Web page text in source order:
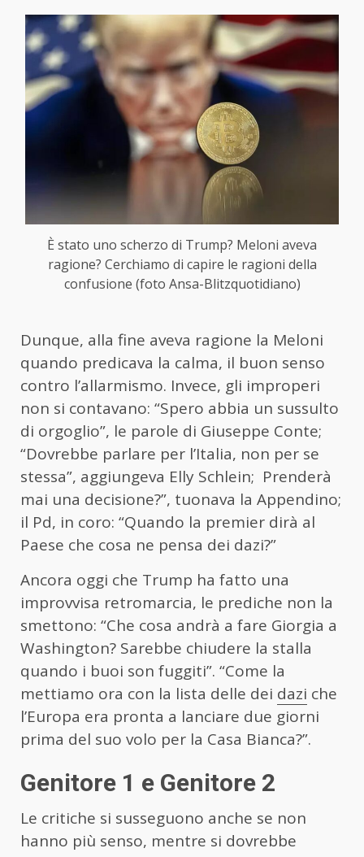
È stato uno scherzo di Trump? Meloni aveva
ragione? Cerchiamo di capire le ragioni della
confusione (foto Ansa-Blitzquotidiano)
Dunque, alla fine aveva ragione la Meloni
quando predicava la calma, il buon senso
contro l’allarmismo. Invece, gli improperi
non si contavano: “Spero abbia un sussulto
di orgoglio”, le parole di Giuseppe Conte;
“Dovrebbe parlare per l’Italia, non per se
stessa”, aggiungeva Elly Schlein; Prenderà
mai una decisione?”, tuonava la Appendino;
il Pd, in coro: “Quando la premier dirà al
Paese che cosa ne pensa dei dazi?”
Ancora oggi che Trump ha fatto una
improvvisa retromarcia, le prediche non la
smettono: “Che cosa andrà a fare Giorgia a
Washington? Sarebbe chiudere la stalla
quando i buoi son fuggiti”. “Come la
mettiamo ora con la lista delle dei dazi che
l’Europa era pronta a lanciare due giorni
prima del suo volo per la Casa Bianca?”.
Genitore 1 e Genitore 2
Le critiche si susseguono anche se non
hanno più senso, mentre si dovrebbe